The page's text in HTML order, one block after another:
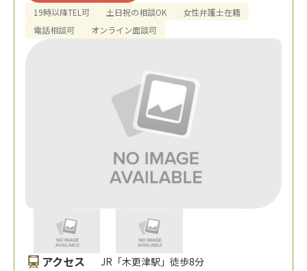
19時以降TEL可 土日祝の相談OK
女性弁護士在籍
電話相談可
オンライン面談可
アクセス JR「木更津駅」徒歩8分